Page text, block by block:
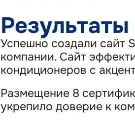
Успешно создали сайт
компании. Сайт
кондиционеров с
Размещение 8
укрепило доверие к